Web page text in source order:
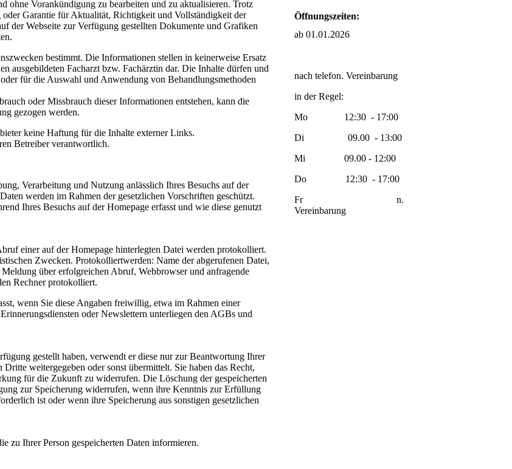
ohne Vorankündigung zu bearbeiten und zu aktualisieren. Trotz
Garantie für Aktualität, Richtigkeit und Vollständigkeit der
der Webseite zur Verfügung gestellten Dokumente und Grafiken
bestimmt. Die Informationen stellen in keinerweise Ersatz
ausgebildeten Facharzt bzw. Fachärztin dar. Die Inhalte dürfen und
für die Auswahl und Anwendung von Behandlungsmethoden
oder Missbrauch dieser Informationen entstehen, kann die
gezogen werden.
keine Haftung für die Inhalte externer Links.
Betreiber verantwortlich.
Verarbeitung und Nutzung anlässlich Ihres Besuchs auf der
werden im Rahmen der gesetzlichen Vorschriften geschützt.
Ihres Besuchs auf der Homepage erfasst und wie diese genutzt
einer auf der Homepage hinterlegten Datei werden protokolliert.
Zwecken. Protokolliertwerden: Name der abgerufenen Datei,
über erfolgreichen Abruf, Webbrowser und anfragende
Rechner protokolliert.
wenn Sie diese Angaben freiwillig, etwa im Rahmen einer
oder Newslettern unterliegen den AGBs und
gestellt haben, verwendt er diese nur zur Beantwortung Ihrer
weitergegeben oder sonst übermittelt. Sie haben das Recht,
für die Zukunft zu widerrufen. Die Löschung der gespeicherten
zur Speicherung widerrufen, wenn ihre Kenntnis zur Erfüllung
ist oder wenn ihre Speicherung aus sonstigen gesetzlichen
zu Ihrer Person gespeicherten Daten informieren.
Öffnungszeiten:
ab 01.01.2026
nach telefon. Vereinbarung
in der Regel:
Mo 12:30 - 17:00
Di 09.00 - 13:00
Mi 09.00 - 12:00
Do 12:30 - 17:00
Fr n.
Vereinbarung